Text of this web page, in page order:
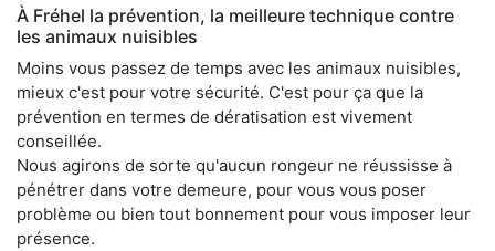
À Fréhel la prévention, la meilleure technique contre
les animaux nuisibles
Moins vous passez de temps avec les animaux nuisibles,
mieux c'est pour votre sécurité. C'est pour ça que la
prévention en termes de dératisation est vivement
conseillée.
Nous agirons de sorte qu'aucun rongeur ne réussisse à
pénétrer dans votre demeure, pour vous vous poser
problème ou bien tout bonnement pour vous imposer leur
présence.